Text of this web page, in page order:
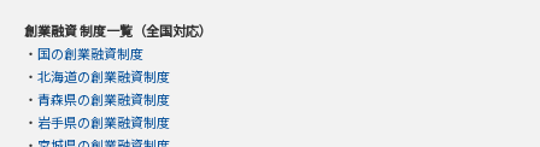
創業融資 制度一覧（全国対応）
・ 国の創業融資制度
・ 北海道の創業融資制度
・ 青森県の創業融資制度
・ 岩手県の創業融資制度